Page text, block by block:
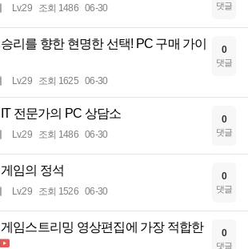
Lv.29 조회 1486 06-30 댓글
승리를 향한 현명한 선택! PC 구매 가이
Lv.29 조회 1625 06-30
0
댓글
IT 전문가의 PC 상담소
Lv.29 조회 1486 06-30
0
댓글
게임의 정석
Lv.29 조회 1526 06-30
0
댓글
게임스트리밍 영상편집에 가장 적합한
0
댓글